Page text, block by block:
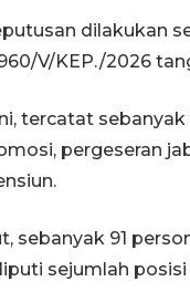
dilakukan
V/KEP./2026
tercatat
pergeseran
sebanyak 91
sejumlah